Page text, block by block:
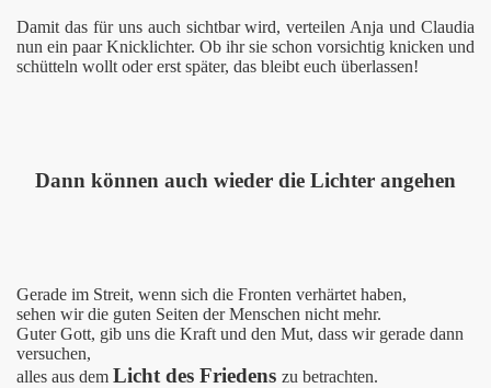
Damit das für uns auch sichtbar wird, verteilen Anja und Claudia
nun ein paar Knicklichter. Ob ihr sie schon vorsichtig knicken und
schütteln wollt oder erst später, das bleibt euch überlassen!
Dann können auch wieder die Lichter angehen
Gerade im Streit, wenn sich die Fronten verhärtet haben,
sehen wir die guten Seiten der Menschen nicht mehr.
Guter Gott, gib uns die Kraft und den Mut, dass wir gerade dann
versuchen,
alles aus dem Licht des Friedens zu betrachten.